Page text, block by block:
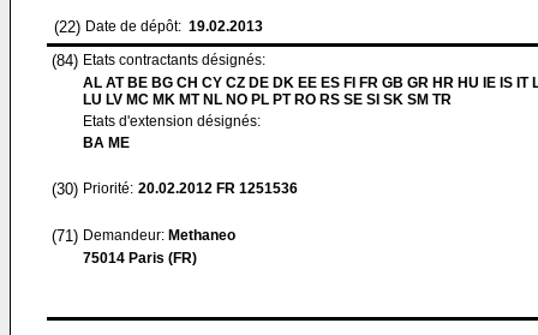
(22) Date de dépôt: 19.02.2013
(84) Etats contractants désignés:
AL AT BE BG CH CY CZ DE DK EE ES FI FR GB GR HR HU IE IS IT
LU LV MC MK MT NL NO PL PT RO RS SE SI SK SM TR
Etats d'extension désignés:
BA ME
(30) Priorité: 20.02.2012 FR 1251536
(71) Demandeur: Methaneo
75014 Paris (FR)